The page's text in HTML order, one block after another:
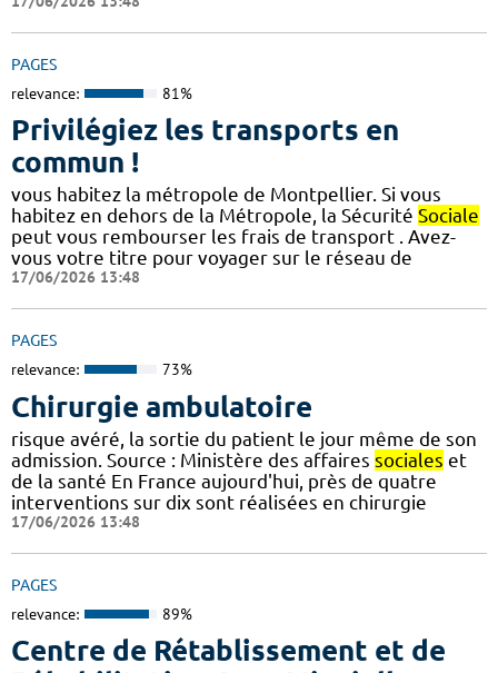
PAGES
relevance: 81%
Privilégiez les transports en
commun !
vous habitez la métropole de Montpellier. Si vous
habitez en dehors de la Métropole, la Sécurité Sociale
peut vous rembourser les frais de transport . Avez-
vous votre titre pour voyager sur le réseau de
17/06/2026 13:48
PAGES
relevance: 73%
Chirurgie ambulatoire
risque avéré, la sortie du patient le jour même de son
admission. Source : Ministère des affaires sociales et
de la santé En France aujourd'hui, près de quatre
interventions sur dix sont réalisées en chirurgie
17/06/2026 13:48
PAGES
relevance: 89%
Centre de Rétablissement et de